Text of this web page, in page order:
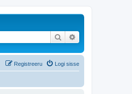
Otsi
Logi sisse
Registreeru